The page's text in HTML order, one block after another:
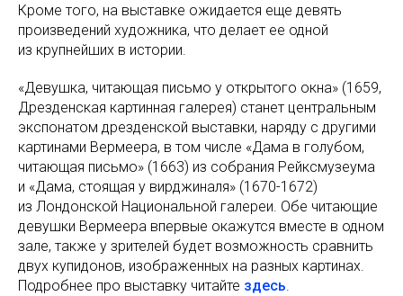
Кроме того, на выставке ожидается еще девять
произведений художника, что делает ее одной
из крупнейших в истории.
«Девушка, читающая письмо у открытого окна» (1659,
Дрезденская картинная галерея) станет центральным
экспонатом дрезденской выставки, наряду с другими
картинами Вермеера, в том числе «Дама в голубом,
читающая письмо» (1663) из собрания Рейксмузеума
и «Дама, стоящая у вирджиналя» (1670-1672)
из Лондонской Национальной галереи. Обе читающие
девушки Вермеера впервые окажутся вместе в одном
зале, также у зрителей будет возможность сравнить
двух купидонов, изображенных на разных картинах.
Подробнее про выставку читайте здесь